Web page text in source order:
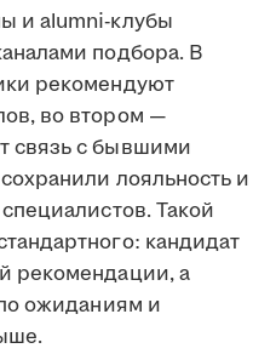
и alumni-клубы
подбора. В
рекомендуют
во втором —
связь с бывшими
лояльность и
Такой
кандидат
рекомендации, а
ожиданиям и